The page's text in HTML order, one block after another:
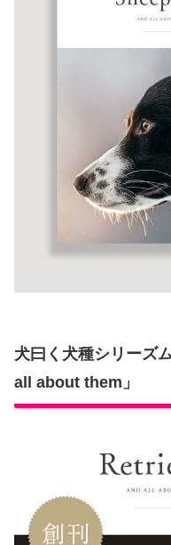
犬曰く犬種シリーズ
all about them」